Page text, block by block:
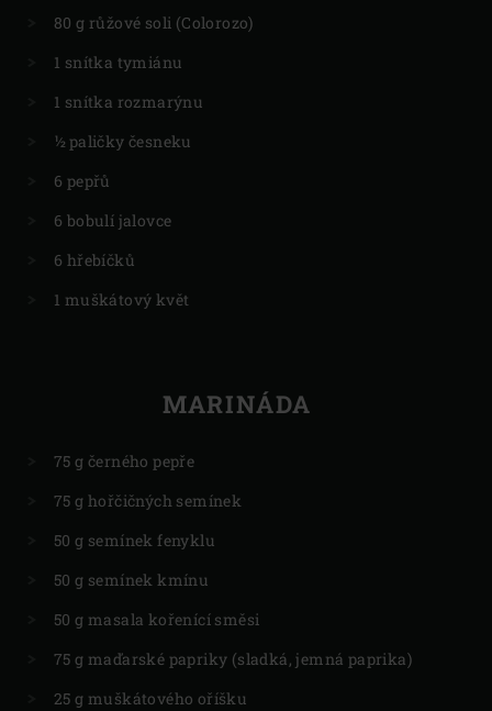
80 g růžové soli (Colorozo)
1 snítka tymiánu
1 snítka rozmarýnu
½ paličky česneku
6 pepřů
6 bobulí jalovce
6 hřebíčků
1 muškátový květ
MARINÁDA
75 g černého pepře
75 g hořčičných semínek
50 g semínek fenyklu
50 g semínek kmínu
50 g masala kořenící směsi
75 g maďarské papriky (sladká, jemná paprika)
25 g muškátového oříšku